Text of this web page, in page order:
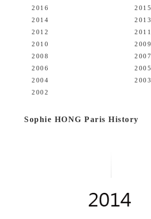
2016
2015
2014
2013
2012
2011
2010
2009
2008
2007
2006
2005
2004
2003
2002
Sophie HONG Paris History